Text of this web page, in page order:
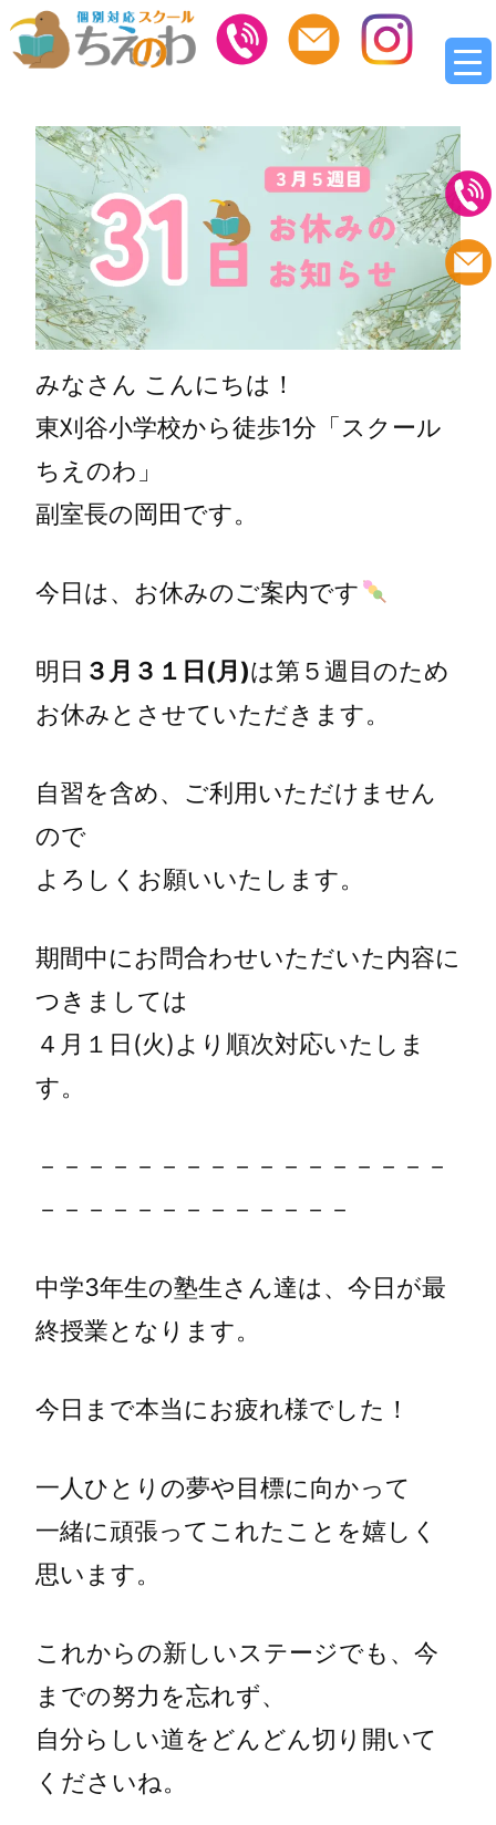
みなさん こんにちは！
東刈谷小学校から徒歩1分「スクール
ちえのわ」
副室長の岡田です。
今日は、お休みのご案内です
明日 ３月３１日(月)は第５週目のため
お休みとさせていただきます。
自習を含め、ご利用いただけません
ので
よろしくお願いいたします。
期間中にお問合わせいただいた内容に
つきましては
４月１日(火)より順次対応いたしま
す。
－－－－－－－－－－－－－－－－－
－－－－－－－－－－－－－
中学3年生の塾生さん達は、今日が最
終授業となります。
今日まで本当にお疲れ様でした！
一人ひとりの夢や目標に向かって
一緒に頑張ってこれたことを嬉しく
思います。
これからの新しいステージでも、今
までの努力を忘れず、
自分らしい道をどんどん切り開いて
くださいね。